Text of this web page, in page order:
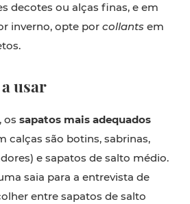
decotes ou alças finas, e em
inverno, opte por collants em
usar
os sapatos mais adequados
calças são botins, sabrinas,
e sapatos de salto médio.
saia para a entrevista de
entre sapatos de salto